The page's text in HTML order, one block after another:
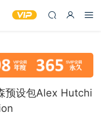
预设包Alex Hutchi